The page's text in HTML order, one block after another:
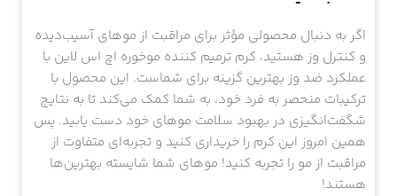
اگر به دنبال محصولی مؤثر برای مراقبت از موهای آسیب‌دیده
و کنترل وز هستید، کرم ترمیم کننده موخوره اچ اس لاین با
عملکرد ضد وز بهترین گزینه برای شماست. این محصول با
ترکیبات منحصر به فرد خود، به شما کمک می‌کند تا به نتایج
شگفت‌انگیزی در بهبود سلامت موهای خود دست یابید. پس
همین امروز این کرم را خریداری کنید و تجربه‌ای متفاوت از
مراقبت از مو را تجربه کنید! موهای شما شایسته بهترین‌ها
هستند!